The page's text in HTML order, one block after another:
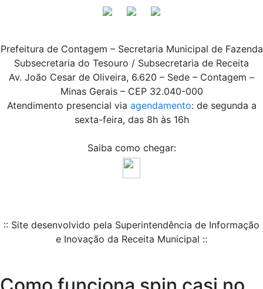
Prefeitura de Contagem – Secretaria Municipal de Fazenda
Subsecretaria do Tesouro / Subsecretaria de Receita
Av. João Cesar de Oliveira, 6.620 – Sede – Contagem –
Minas Gerais – CEP 32.040-000
Atendimento presencial via agendamento: de segunda a
sexta-feira, das 8h às 16h
Saiba como chegar:
:: Site desenvolvido pela Superintendência de Informação
e Inovação da Receita Municipal ::